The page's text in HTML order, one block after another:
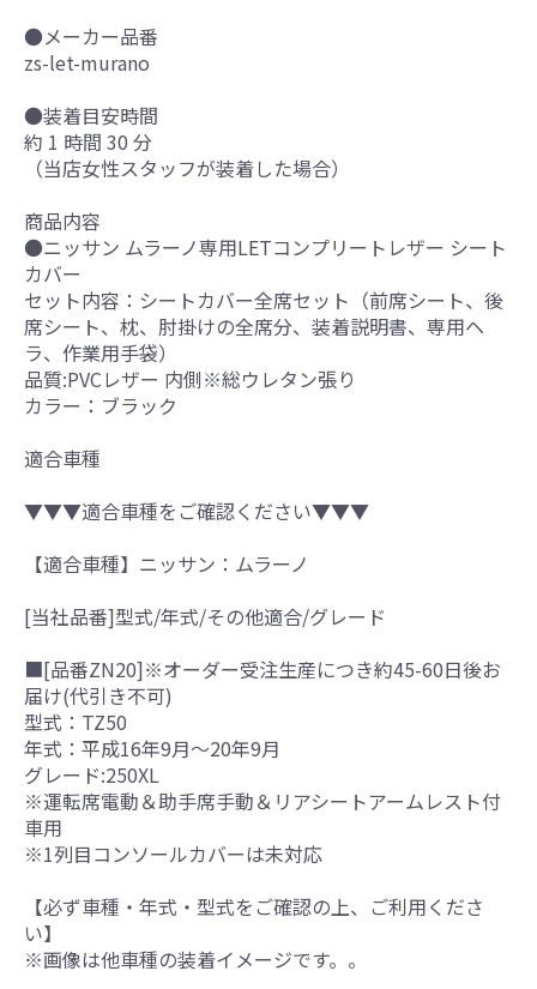
●メーカー品番
zs-let-murano
●装着目安時間
約 1 時間 30 分
（当店女性スタッフが装着した場合）
商品内容
●ニッサン ムラーノ専用LETコンプリートレザー シート
カバー
セット内容：シートカバー全席セット（前席シート、後
席シート、枕、肘掛けの全席分、装着説明書、専用ヘ
ラ、作業用手袋）
品質:PVCレザー 内側※総ウレタン張り
カラー：ブラック
適合車種
▼▼▼適合車種をご確認ください▼▼▼
【適合車種】ニッサン：ムラーノ
[当社品番]型式/年式/その他適合/グレード
■[品番ZN20]※オーダー受注生産につき約45-60日後お
届け(代引き不可)
型式：TZ50
年式：平成16年9月～20年9月
グレード:250XL
※運転席電動＆助手席手動＆リアシートアームレスト付
車用
※1列目コンソールカバーは未対応
【必ず車種・年式・型式をご確認の上、ご利用くださ
い】
※画像は他車種の装着イメージです。。